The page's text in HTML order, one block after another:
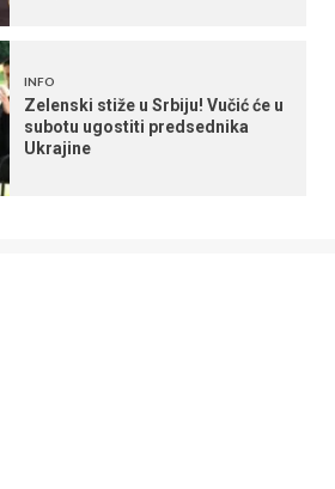
INFO
Zelenski stiže u Srbiju! Vučić će u
subotu ugostiti predsednika
Ukrajine